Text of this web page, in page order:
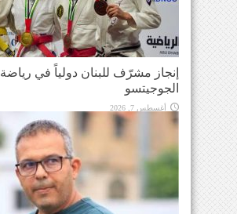
إنجاز مشرّف للبنان دولياً في رياضة
الجوجيتسو
أغسطس 7, 2026